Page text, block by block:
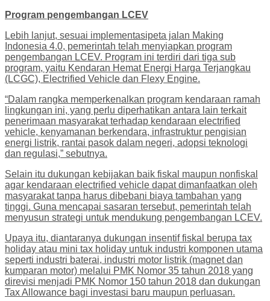
Program pengembangan LCEV
Lebih lanjut, sesuai implementasipeta jalan Making
Indonesia 4.0, pemerintah telah menyiapkan program
pengembangan LCEV. Program ini terdiri dari tiga sub
program, yaitu Kendaran Hemat Energi Harga Terjangkau
(LCGC), Electrified Vehicle dan Flexy Engine.
“Dalam rangka memperkenalkan program kendaraan ramah
lingkungan ini, yang perlu diperhatikan antara lain terkait
penerimaan masyarakat terhadap kendaraan electrified
vehicle, kenyamanan berkendara, infrastruktur pengisian
energi listrik, rantai pasok dalam negeri, adopsi teknologi
dan regulasi,” sebutnya.
Selain itu dukungan kebijakan baik fiskal maupun nonfiskal
agar kendaraan electrified vehicle dapat dimanfaatkan oleh
masyarakat tanpa harus dibebani biaya tambahan yang
tinggi. Guna mencapai sasaran tersebut, pemerintah telah
menyusun strategi untuk mendukung pengembangan LCEV.
Upaya itu, diantaranya dukungan insentif fiskal berupa tax
holiday atau mini tax holiday untuk industri komponen utama
seperti industri baterai, industri motor listrik (magnet dan
kumparan motor) melalui PMK Nomor 35 tahun 2018 yang
direvisi menjadi PMK Nomor 150 tahun 2018 dan dukungan
Tax Allowance bagi investasi baru maupun perluasan.